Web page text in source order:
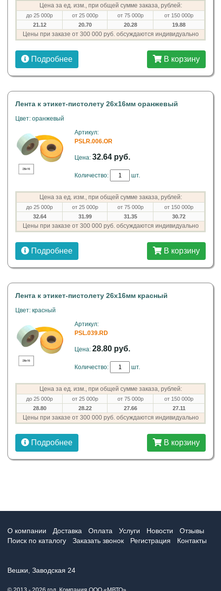
Цена за ед. изм., при общей сумме заказа, рублей:
до 25 000р от 25 000р от 75 000р
от 150 000р
21.12
20.70 20.28 19.88
Цены при заказе от 300 000 руб. обсуждаются индивидуально
Подробнее В корзину
Лента к этикет-пистолету 26х16мм оранжевый
Цвет: оранжевый
Артикул:
PSLR.006.OR
Цена: 32.64 руб.
Количество: шт.
Цена за ед. изм., при общей сумме заказа, рублей:
до 25 000р от 25 000р от 75 000р
от 150 000р
32.64
31.99 31.35 30.72
Цены при заказе от 300 000 руб. обсуждаются индивидуально
Подробнее В корзину
Лента к этикет-пистолету 26х16мм красный
Цвет: красный
Артикул:
PSL.039.RD
Цена: 28.80 руб.
Количество: шт.
Цена за ед. изм., при общей сумме заказа, рублей:
до 25 000р от 25 000р от 75 000р
от 150 000р
28.80
28.22 27.66 27.11
Цены при заказе от 300 000 руб. обсуждаются индивидуально
Подробнее В корзину
О компании Доставка Оплата Услуги Новости
Отзывы
Поиск по каталогу
Заказать звонок Регистрация Контакты
Вешки, Заводская 24